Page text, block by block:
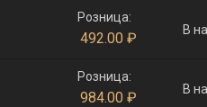
Розница:
492.00 ₽
В
Розница:
984.00 ₽
В